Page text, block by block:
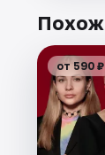
от 590 ₽